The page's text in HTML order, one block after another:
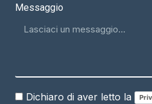
Messaggio
Dichiaro di aver letto la